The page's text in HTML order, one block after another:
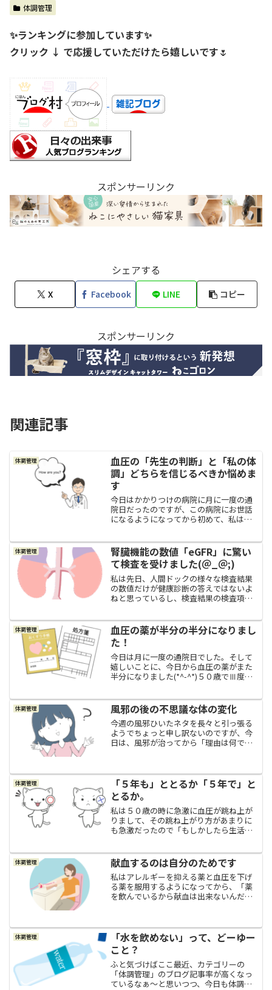
体調管理
✨ランキングに参加しています✨
クリック ↓ で応援していただけたら嬉しいです🌷
スポンサーリンク
シェアする
X Facebook LINE コピー
スポンサーリンク
関連記事
体調管理
血圧の「先生の判断」と「私の体
調」どちらを信じるべきか悩めま
す
今日はかかりつけの病院に月に一度の通
院日だったのですが、この病院にお世話
になるようになってから初めて、私はち
メサルタン２０ｍｇ」と「アムロジピン
５ｍｇ」の２種類です。た...
体調管理
腎臓機能の数値「eGFR」に驚い
て検査を受けました(＠_＠;)
私は先日、人間ドックの様々な検査結果
の数値だけが健康診断の答えではないよ
ねと思っているし、検査結果の検査項目
夫なのか？それとも実はギリギリなライ
ンなのか？をある程度は自...
体調管理
血圧の薬が半分の半分になりまし
た！
今日は月に一度の通院日でした。そして
嬉しいことに、今日から血圧の薬がまた
半分になりました(*^-^*)５０歳でⅢ度高
た。上の血圧は１８０・下の血圧は確か
１００を突破して...
体調管理 風邪の後の不思議な体の変化
今週の風邪ひいたネタを長々と引っ張る
ようでちょっと申し訳ないのですが、今
日は、風邪が治ってから「理由は何でだ
が幾つかありました。もしかしたら世の
中のどこかに「私も同じこ...
体調管理
「５年も」ととるか「５年で」と
とるか。
私は５０歳の時に急激に血圧が跳ね上が
りまして、その跳ね上がり方があまりに
も急激だったので「もしかしたら生活習
血圧（本能性高血圧）とは違って、内臓
に問題があったりとか何か...
体調管理 献血するのは自分のためです
私はアレルギーを抑える薬と血圧を下げ
る薬を服用するようになってから、「薬
を飲んでいるから献血は出来ないんだろ
くらい前に、いつもお世話になっている
病院の先生に「私は通年で...
体調管理
「水を飲めない」って、どーゆー
こと？
ふと気づけばここ最近、カテゴリーの
「体調管理」のブログ記事率が高くなっ
ているなぁ～と思いつつ、今日も体調管